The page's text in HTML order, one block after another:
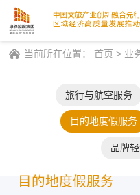
当前所在位置：
首页 > 业
旅行与航空服务
目的地度假服务
品牌
目的地度假服务